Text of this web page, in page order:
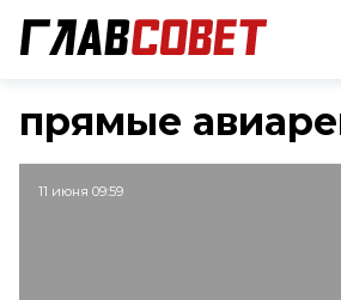
прямые
11 июня 09:59